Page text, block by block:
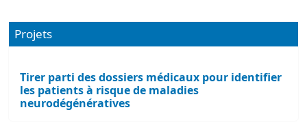
Projets
Tirer parti des dossiers médicaux pour identifier
les patients à risque de maladies
neurodégénératives